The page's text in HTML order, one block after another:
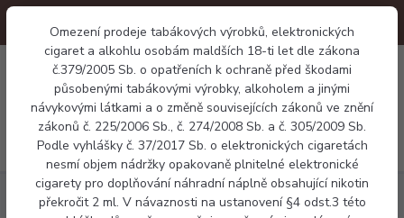
Omezení prodeje tabákových výrobků, elektronických
cigaret a alkohlu osobám maldších 18-ti let dle zákona
č.379/2005 Sb. o opatřeních k ochraně před škodami
působenými tabákovými výrobky, alkoholem a jinými
návykovými látkami a o změně souvisejících zákonů ve znění
zákonů č. 225/2006 Sb., č. 274/2008 Sb. a č. 305/2009 Sb.
Podle vyhlášky č. 37/2017 Sb. o elektronických cigaretách
nesmí objem nádržky opakovaně plnitelné elektronické
cigarety pro doplňování náhradní náplně obsahující nikotin
překročit 2 ml. V návaznosti na ustanovení §4 odst.3 této
Menu
0 Kč
Elektronické cigarety Vaporesso XROS 4 Nano